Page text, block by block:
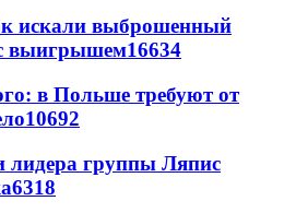
искали выброшенный
выигрышем16634
в Польше требуют от
10692
лидера группы Ляпис
6318